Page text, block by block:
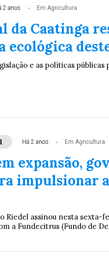
2 anos Em Agricultura
da Caatinga
ecológica
e as políticas públicas
Há 2 anos Em Agricultura
expansão,
impulsionar
Riedel assinou nesta sexta-
a Fundecitrus (Fundo de